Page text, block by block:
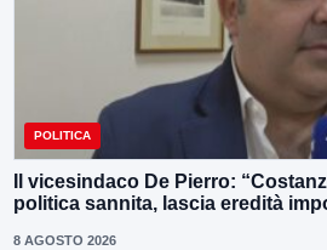
POLITICA
Il vicesindaco De Pierro:
politica sannita, lascia eredità
8 AGOSTO 2026